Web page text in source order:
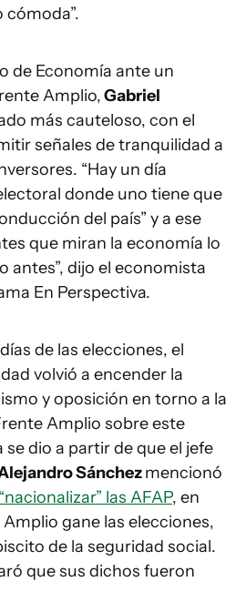
de Economía ante un
Amplio,Gabriel
más cauteloso, con el
señales de tranquilidad a
“Hay un día
donde uno tiene que
del país” y a ese
que miran la economía lo
antes”, dijo el economista
En Perspectiva.
de las elecciones, el
volvió a encender la
y oposición en torno a la
Amplio sobre este
dio a partir de que el jefe
Sánchezmencionó
las AFAP, en
gane las elecciones,
de la seguridad social.
que sus dichos fueron